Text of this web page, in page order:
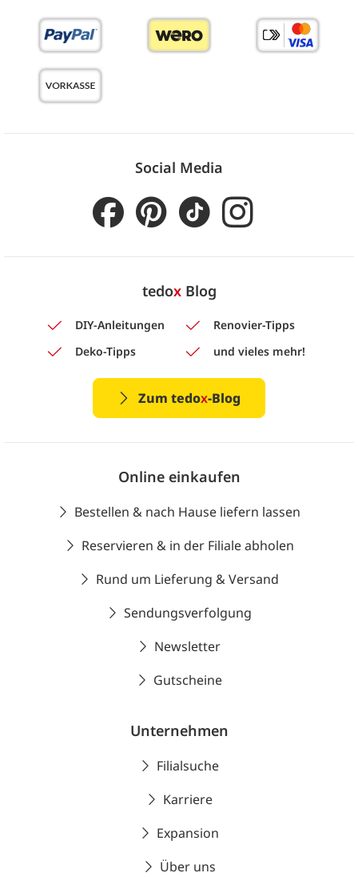
Social Media
tedoxBlog
DIY-Anleitungen
Renovier-Tipps
Deko-Tipps
und vieles mehr!
Zum tedox-Blog
Online einkaufen
Bestellen & nach Hause liefern lassen
Reservieren & in der Filiale abholen
Rund um Lieferung & Versand
Sendungsverfolgung
Newsletter
Gutscheine
Unternehmen
Filialsuche
Karriere
Expansion
Über uns